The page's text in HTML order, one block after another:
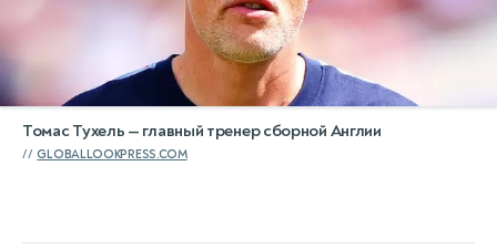
Томас Тухель — главный тренер сборной Англии
GLOBALLOOKPRESS.COM